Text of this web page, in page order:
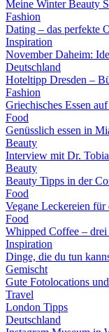
Meine Winter Beauty
Fashion
Dating – das perfekte
Inspiration
November Daheim:
Deutschland
Hoteltipp Dresden –
Fashion
Griechisches Essen
Food
Genüsslich essen in
Beauty
Interview mit Dr.
Beauty
Beauty Tipps in der
Food
Vegane Leckereien
Food
Whipped Coffee – drei
Inspiration
Dinge, die du tun
Gemischt
Gute Fotolocations
Travel
London Tipps
Deutschland